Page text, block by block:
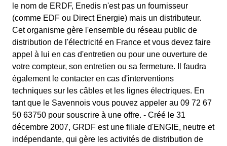
le nom de ERDF, Enedis n'est pas un fournisseur
(comme EDF ou Direct Energie) mais un distributeur.
Cet organisme gère l'ensemble du réseau public de
distribution de l'électricité en France et vous devez faire
appel à lui en cas d'entretien ou pour une ouverture de
votre compteur, son entretien ou sa fermeture. Il faudra
également le contacter en cas d'interventions
techniques sur les câbles et les lignes électriques. En
tant que le Savennois vous pouvez appeler au 09 72 67
50 63750 pour souscrire à une offre. - Créé le 31
décembre 2007, GRDF est une filiale d'ENGIE, neutre et
indépendante, qui gère les activités de distribution de